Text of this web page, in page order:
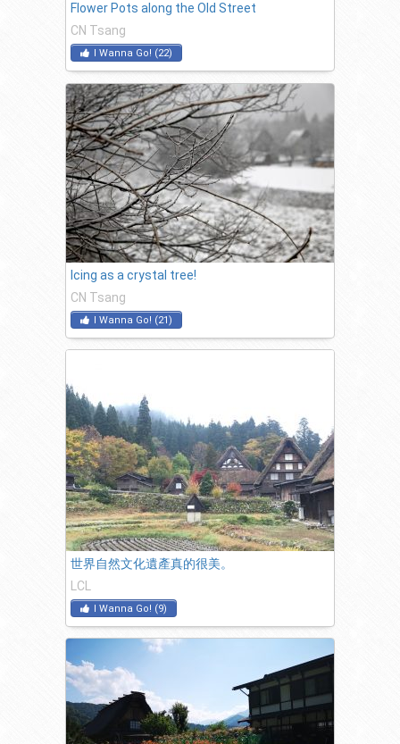
Flower Pots along the Old Street
CN Tsang
I Wanna Go! (22)
Icing as a crystal tree!
CN Tsang
I Wanna Go! (21)
世界自然文化遺產真的很美。
LCL
I Wanna Go! (9)